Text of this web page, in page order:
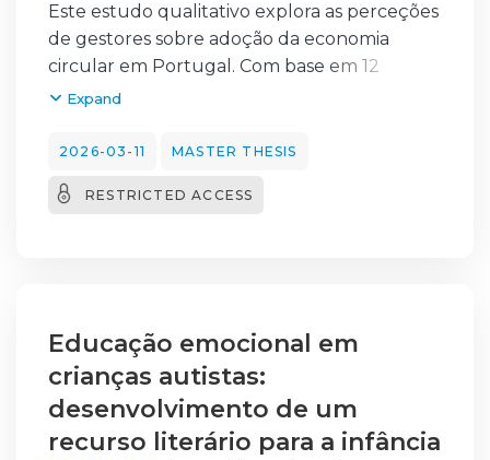
armador português GS Lines em que o
autor participou. Por fim, serão apresentadas
as conclusões deste estudo e sugestão de
melhorias no processo de modo a otimizar o
Este estudo qualitativo explora as perceções
de gestores sobre adoção da economia
circular em Portugal. Com base em 12
entrevistas semiestruturadas analisadas
os resultados revelam compreensões
frequentemente reduzidas à gestão de
custos iniciais (8,33%) das entrevistas,
resistência cultural (41,67%), défice de
competências (41,67%) e decisões dos
clientes orientadas pelo preço (41,67%). O
apoio do Estado, a formação profissional e o
Expand
2026-03-11 MASTER THESIS
RESTRICTED ACCESS
Educação emocional em
crianças autistas:
desenvolvimento de um
recurso literário para a infância